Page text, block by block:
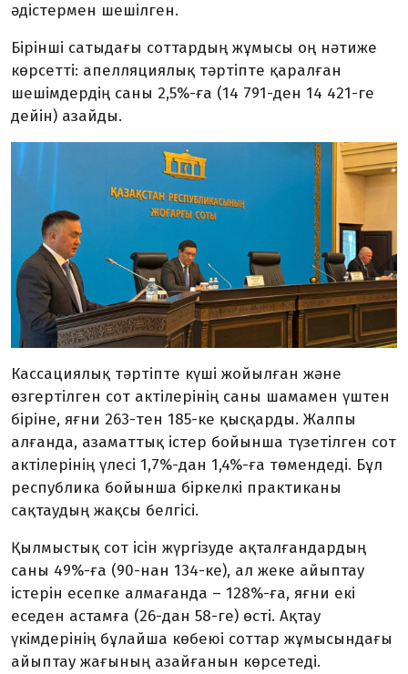
әдістермен шешілген.
Бірінші сатыдағы соттардың жұмысы оң нәтиже
көрсетті: апелляциялық тәртіпте қаралған
шешімдердің саны 2,5%-ға (14 791-ден 14 421-ге
дейін) азайды.
Кассациялық тәртіпте күші жойылған және
өзгертілген сот актілерінің саны шамамен үштен
біріне, яғни 263-тен 185-ке қысқарды. Жалпы
алғанда, азаматтық істер бойынша түзетілген сот
актілерінің үлесі 1,7%-дан 1,4%-ға төмендеді. Бұл
республика бойынша біркелкі практиканы
сақтаудың жақсы белгісі.
Қылмыстық сот ісін жүргізуде ақталғандардың
саны 49%-ға (90-нан 134-ке), ал жеке айыптау
істерін есепке алмағанда – 128%-ға, яғни екі
еседен астамға (26-дан 58-ге) өсті. Ақтау
үкімдерінің бұлайша көбеюі соттар жұмысындағы
айыптау жағының азайғанын көрсетеді.